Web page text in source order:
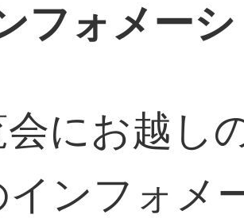
フォメー
会にお越し
インフォメ